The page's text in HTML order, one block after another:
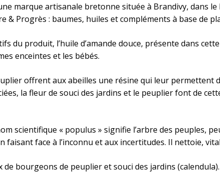
marque artisanale bretonne située à Brandivy, dans
& Progrès : baumes, huiles et compléments à base de
du produit, l’huile d’amande douce, présente dans
enceintes et les bébés.
offrent aux abeilles une résine qui leur
la fleur de souci des jardins et le peuplier font de
scientifique « populus » signifie l’arbre des peuples,
faisant face à l’inconnu et aux incertitudes. Il nettoie,
de bourgeons de peuplier et souci des jardins